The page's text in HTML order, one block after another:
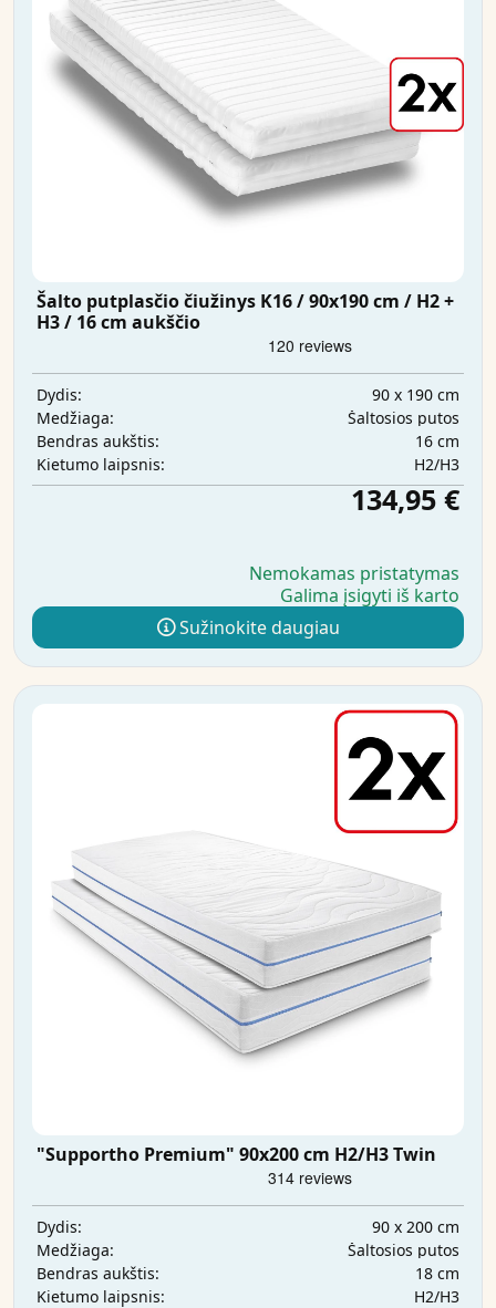
Šalto putplasčio čiužinys K16 / 90x190 cm / H2 +
H3 / 16 cm aukščio
Dydis:
90 x 190 cm
Medžiaga:
Šaltosios putos
Bendras aukštis:
16 cm
Kietumo laipsnis:
H2/H3
134,95 €
Nemokamas pristatymas
Galima įsigyti iš karto
Sužinokite daugiau
"Supportho Premium" 90x200 cm H2/H3 Twin
Dydis:
90 x 200 cm
Medžiaga:
Šaltosios putos
Bendras aukštis:
18 cm
Kietumo laipsnis:
H2/H3